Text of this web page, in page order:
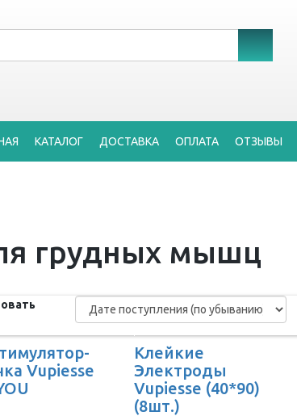
КАТАЛОГ ДОСТАВКА ОПЛАТА ОТЗЫВЫ
грудных мышц
Vupiesse
Клейкие
Электроды
Vupiesse (40*90)
(8шт.)